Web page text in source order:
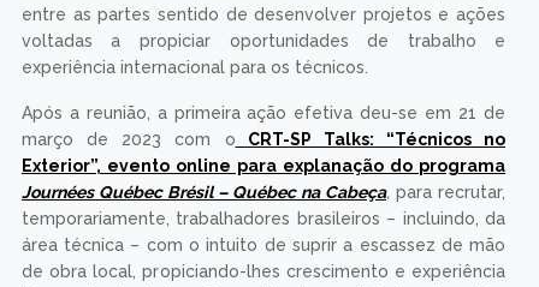
entre as partes sentido de desenvolver projetos e ações
voltadas a propiciar oportunidades de trabalho e
experiência internacional para os técnicos.
Após a reunião, a primeira ação efetiva deu-se em 21 de
março de 2023 com o CRT-SP Talks: “Técnicos no
Exterior”, evento online para explanação do programa
Journées Québec Brésil – Québec na Cabeça, para recrutar,
temporariamente, trabalhadores brasileiros – incluindo, da
área técnica – com o intuito de suprir a escassez de mão
de obra local, propiciando-lhes crescimento e experiência